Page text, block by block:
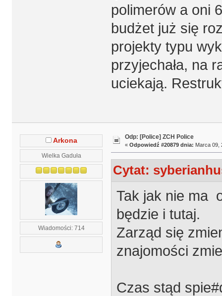
polimerów a oni
budżet już się
projekty typu
przyjechała, na
uciekają.
Arkona
Wielka Gaduła
Wiadomości: 714
Odp: [Police] ZCH Police
« Odpowiedź #20879 dnia: Marca 09,
Cytat:
Tak jak nie ma
będzie i tutaj.
Zarząd się
znajomości
Czas stąd